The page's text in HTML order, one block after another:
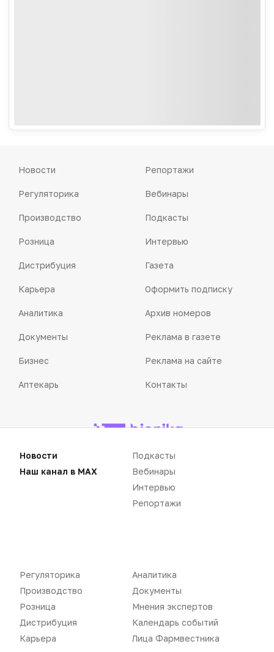
«Политика конфиденциальности»
«Редакционная политика»
Новости
Регуляторика
Производство
Розница
Дистрибуция
Карьера
Аналитика
Документы
Бизнес
Аптекарь
Репортажи
Вебинары
Подкасты
Интервью
Газета
Оформить подписку
Архив номеров
Реклама в газете
Реклама на сайте
Контакты
ограничений, установленных Правообладателем
автора используемых материалов и ссылки на портал
Pharmvestnik.ru как на источник заимствования с обязательной
Продолжая использовать наш сайт, вы даете согласие на
Новости
Наш канал в MAX
Подкасты
Вебинары
Интервью
Репортажи
Регуляторика
Производство
Розница
Дистрибуция
Карьера
Аналитика
Документы
Мнения экспертов
Календарь событий
Лица Фармвестника